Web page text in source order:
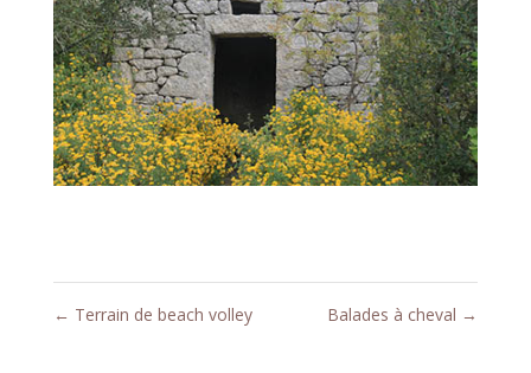
← Terrain de beach volley Balades à cheval →